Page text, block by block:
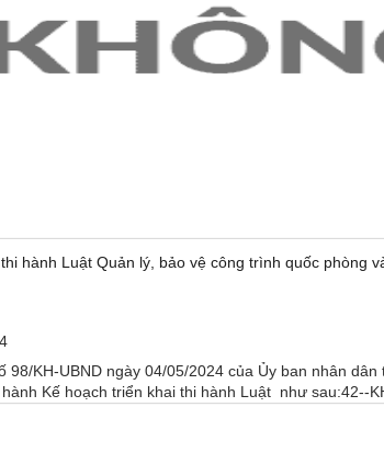
hành Luật Quản lý, bảo vệ công trình quốc phòng
98/KH-UBND ngày 04/05/2024 của Ủy ban nhân
Kế hoạch triển khai thi hành Luật như sau:42--